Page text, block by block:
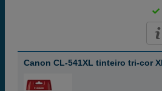
Canon CL-541XL tinteiro tri-cor